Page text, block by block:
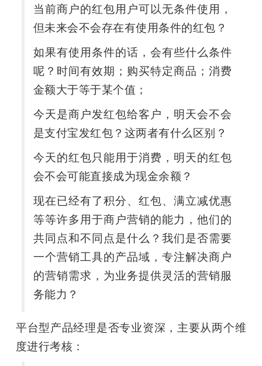
当前商户的红包用户可以无条件使用，
但未来会不会存在有使用条件的红包？
如果有使用条件的话，会有些什么条件
呢？时间有效期；购买特定商品；消费
金额大于等于某个值；
今天是商户发红包给客户，明天会不会
是支付宝发红包？这两者有什么区别？
今天的红包只能用于消费，明天的红包
会不会可能直接成为现金余额？
现在已经有了积分、红包、满立减优惠
等等许多用于商户营销的能力，他们的
共同点和不同点是什么？我们是否需要
一个营销工具的产品域，专注解决商户
的营销需求，为业务提供灵活的营销服
务能力？
平台型产品经理是否专业资深，主要从两个维
度进行考核：